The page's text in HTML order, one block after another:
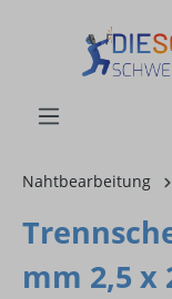
Nahtbearbeitung
mm 2,5 x